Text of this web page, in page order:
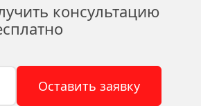
консультацию
Оставить заявку